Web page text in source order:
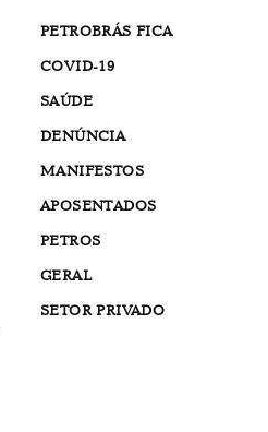
PETROBRÁS FICA
COVID-19
SAÚDE
DENÚNCIA
MANIFESTOS
APOSENTADOS
PETROS
GERAL
SETOR PRIVADO